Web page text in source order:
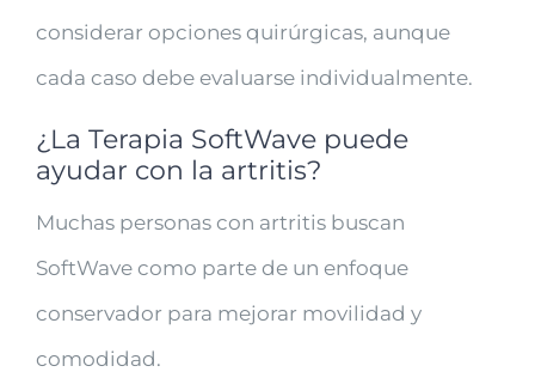
considerar opciones quirúrgicas, aunque
cada caso debe evaluarse individualmente.
¿La Terapia SoftWave puede
ayudar con la artritis?
Muchas personas con artritis buscan
SoftWave como parte de un enfoque
conservador para mejorar movilidad y
comodidad.